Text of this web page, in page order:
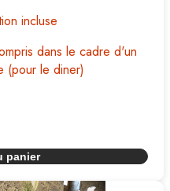
incluse
dans le cadre d'un
(pour le diner)
panier